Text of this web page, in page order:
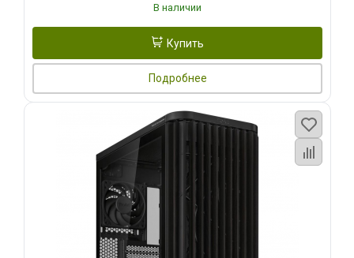
В наличии
Купить
Подробнее